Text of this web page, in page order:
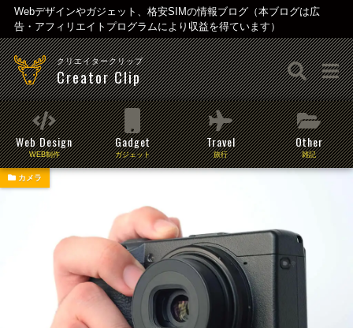
Webデザインやガジェット、格安SIMの情報ブログ（本ブログは広
告・アフィリエイトプログラムにより収益を得ています）
クリエイタークリップ
Creator Clip
Web Design
WEB制作
Gadget
ガジェット
Travel
旅行
Other
雑記
カメラ